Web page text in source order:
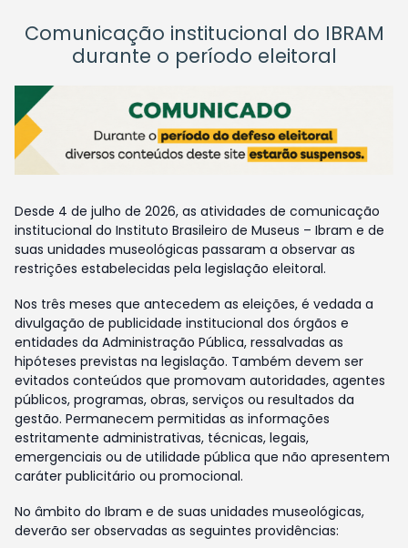
Comunicação institucional do IBRAM
durante o período eleitoral
Desde 4 de julho de 2026, as atividades de comunicação
institucional do Instituto Brasileiro de Museus – Ibram e de
suas unidades museológicas passaram a observar as
restrições estabelecidas pela legislação eleitoral.
Nos três meses que antecedem as eleições, é vedada a
divulgação de publicidade institucional dos órgãos e
entidades da Administração Pública, ressalvadas as
hipóteses previstas na legislação. Também devem ser
evitados conteúdos que promovam autoridades, agentes
públicos, programas, obras, serviços ou resultados da
gestão. Permanecem permitidas as informações
estritamente administrativas, técnicas, legais,
emergenciais ou de utilidade pública que não apresentem
caráter publicitário ou promocional.
No âmbito do Ibram e de suas unidades museológicas,
deverão ser observadas as seguintes providências: